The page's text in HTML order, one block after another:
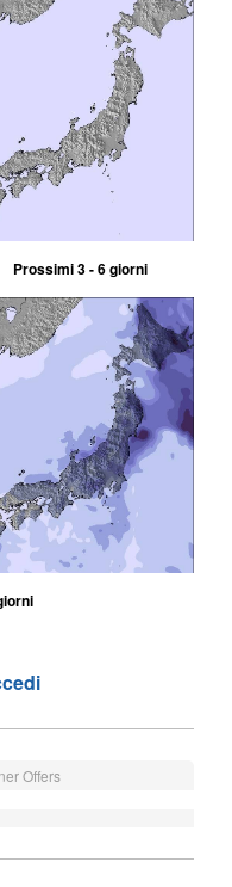
Prossimi 3 - 6 giorni
Offers